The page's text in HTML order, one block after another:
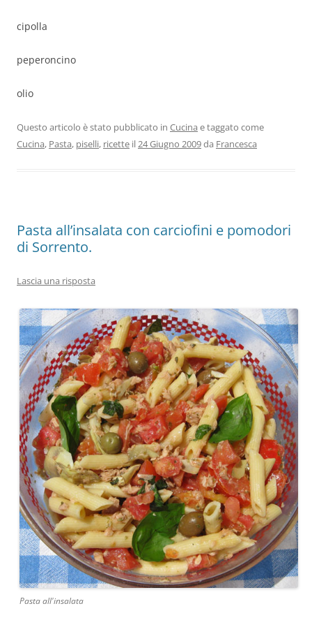
cipolla
peperoncino
olio
Questo articolo è stato pubblicato in Cucina e taggato come
Cucina, Pasta, piselli, ricette il24 Giugno 2009da Francesca
Pasta all’insalata con carciofini e pomodori
di Sorrento.
Lascia una risposta
Pasta all'insalata